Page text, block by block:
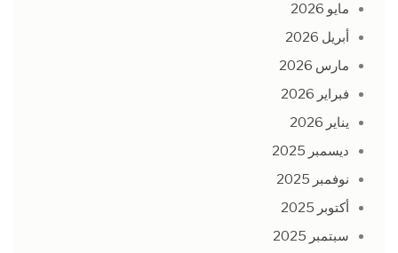
مايو 2026
أبريل 2026
مارس 2026
فبراير 2026
يناير 2026
ديسمبر 2025
نوفمبر 2025
أكتوبر 2025
سبتمبر 2025